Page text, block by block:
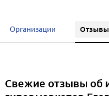
Организации Отзывы
Свежие отзывы об